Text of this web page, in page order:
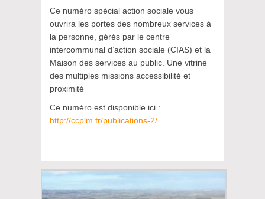
Ce numéro spécial action sociale vous
ouvrira les portes des nombreux services à
la personne, gérés par le centre
intercommunal d’action sociale (CIAS) et la
Maison des services au public. Une vitrine
des multiples missions accessibilité et
proximité
Ce numéro est disponible ici :
http://ccplm.fr/publications-2/